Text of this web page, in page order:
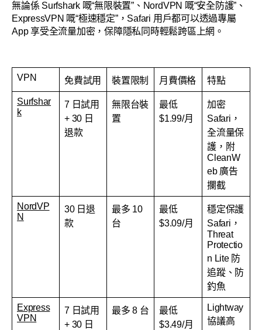
無論係 Surfshark 嘅“無限裝置”、NordVPN 嘅“安全防護”、
ExpressVPN 嘅“極速穩定”，Safari 用戶都可以透過專屬
App 享受全流量加密，保障隱私同時輕鬆跨區上網。
VPN 免費試用 裝置限制 月費價格 特點
Surfshar
k
7 日試用
+ 30 日
退款
無限台裝
置
最低
$1.99/月
加密
Safari，
全流量保
護，附
CleanW
eb 廣告
攔截
NordVP
N
30 日退
款
最多 10
台
最低
$3.09/月
穩定保護
Safari，
Threat
Protectio
n Lite 防
追蹤、防
釣魚
Express
VPN
7 日試用
+ 30 日
最多 8 台
最低
$3.49/月
Lightway
協議高